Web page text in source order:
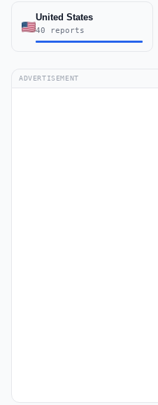
United States
40 reports
ADVERTISEMENT